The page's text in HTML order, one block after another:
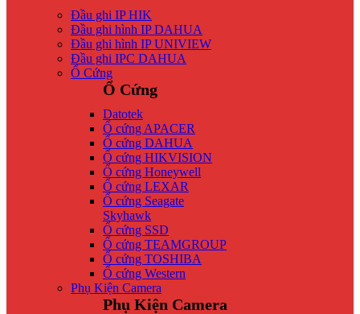
Đầu ghi IP HIK
Đầu ghi hình IP DAHUA
Đầu ghi hình IP UNIVIEW
Đầu ghi IPC DAHUA
Ổ Cứng
Ổ Cứng
Datotek
Ổ cứng APACER
Ổ cứng DAHUA
Ổ cứng HIKVISION
Ổ cứng Honeywell
Ổ cứng LEXAR
Ổ cứng Seagate
Skyhawk
Ổ cứng SSD
Ổ cứng TEAMGROUP
Ổ cứng TOSHIBA
Ổ cứng Western
Phụ Kiện Camera
Phụ Kiện Camera